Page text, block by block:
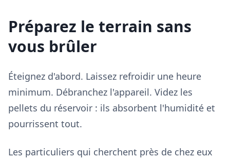
Préparez le terrain sans
vous brûler
Éteignez d'abord. Laissez refroidir une heure
minimum. Débranchez l'appareil. Videz les
pellets du réservoir : ils absorbent l'humidité et
pourrissent tout.
Les particuliers qui cherchent près de chez eux